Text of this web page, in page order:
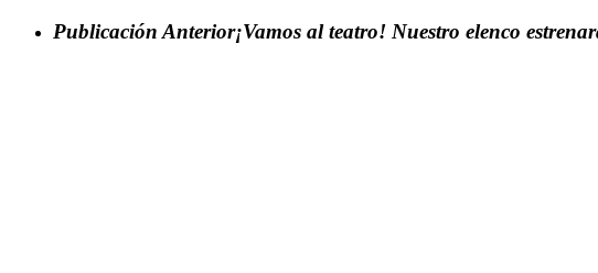
Publicación Anterior¡Vamos al teatro! Nuestro elenco